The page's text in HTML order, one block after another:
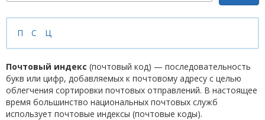
П С Ц
Почтовый индекс (почтовый код) — последовательность
букв или цифр, добавляемых к почтовому адресу с целью
облегчения сортировки почтовых отправлений. В настоящее
время большинство национальных почтовых служб
использует почтовые индексы (почтовые коды).